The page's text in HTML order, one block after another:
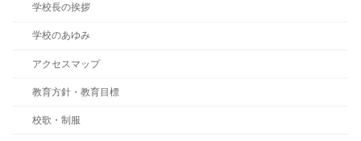
学校長の挨拶
学校のあゆみ
アクセスマップ
教育方針・教育目標
校歌・制服